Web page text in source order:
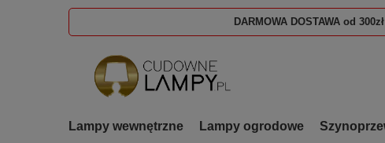
DARMOWA DOSTAWA od 300zł
Lampy wewnętrzne Lampy ogrodowe